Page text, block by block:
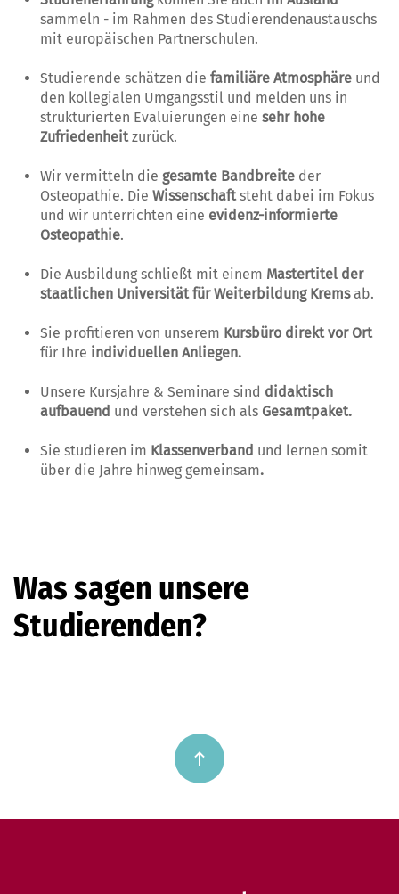
sammeln - im Rahmen des Studierendenaustauschs
mit europäischen Partnerschulen.
Studierende schätzen die familiäre Atmosphäre und
den kollegialen Umgangsstil und melden uns in
strukturierten Evaluierungen eine sehr hohe
Zufriedenheitzurück.
Wir vermitteln die gesamte Bandbreite der
Osteopathie. Die Wissenschaftsteht dabei im Fokus
und wir unterrichten eine evidenz-informierte
Osteopathie.
Die Ausbildung schließt mit einem Mastertitel der
staatlichen Universität für Weiterbildung Kremsab.
Sie profitieren von unserem Kursbüro direkt vor Ort
für Ihre individuellen Anliegen.
Unsere Kursjahre & Seminare sind didaktisch
aufbauend und verstehen sich als Gesamtpaket.
Sie studieren im Klassenverband und lernen somit
über die Jahre hinweg gemeinsam.
Was sagen unsere
Studierenden?